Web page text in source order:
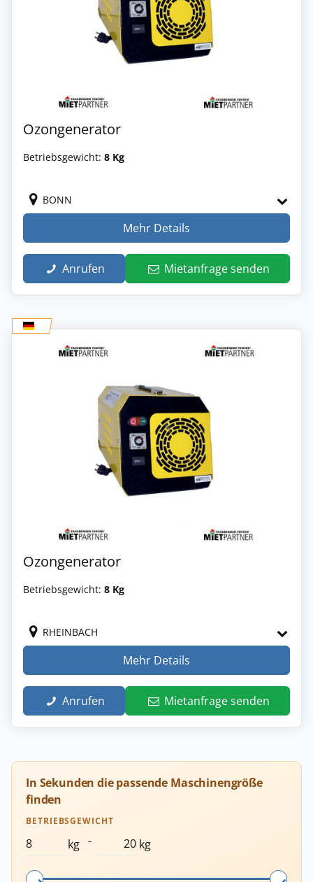
Ozongenerator
Betriebsgewicht: 8 Kg
BONN
Mehr Details
Anrufen Mietanfrage senden
Ozongenerator
Betriebsgewicht: 8 Kg
RHEINBACH
Mehr Details
Anrufen Mietanfrage senden
In Sekunden die passende Maschinengröße
finden
BETRIEBSGEWICHT
kg - kg